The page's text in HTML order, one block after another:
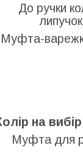
До ручки
Муфта-
на
Муфта для